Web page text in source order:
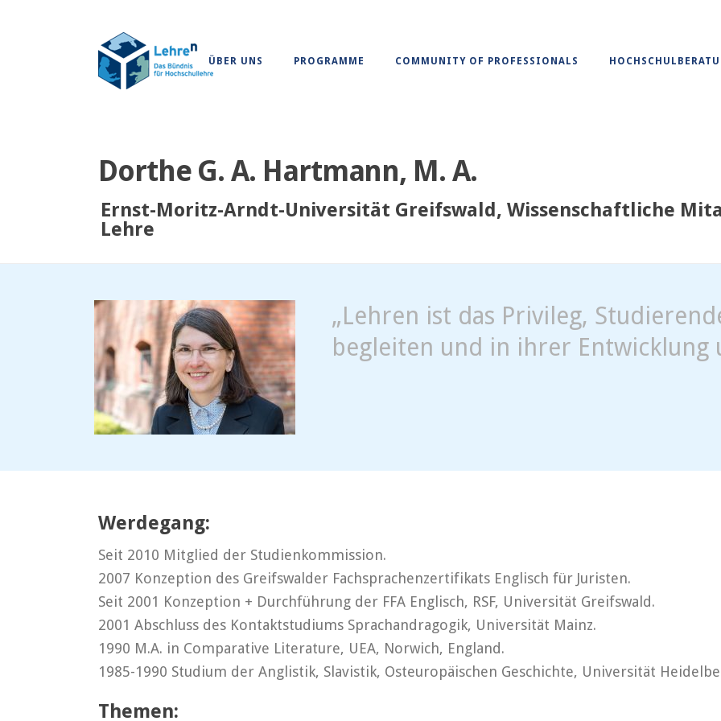
ÜBER UNS PROGRAMME COMMUNITY OF PROFESSIONALS
Dorthe G. A. Hartmann, M. A.
Ernst-Moritz-Arndt-Universität Greifswald, Wissenschaftliche
Lehre
„Lehren ist das Privileg,
begleiten und in ihrer Entwicklung
Werdegang:
Seit 2010 Mitglied der Studienkommission.
2007 Konzeption des Greifswalder Fachsprachenzertifikats Englisch für Juristen.
Seit 2001 Konzeption + Durchführung der FFA Englisch, RSF, Universität Greifswald.
2001 Abschluss des Kontaktstudiums Sprachandragogik, Universität Mainz.
1990 M.A. in Comparative Literature, UEA, Norwich, England.
1985-1990 Studium der Anglistik, Slavistik, Osteuropäischen Geschichte, Universität
Themen: